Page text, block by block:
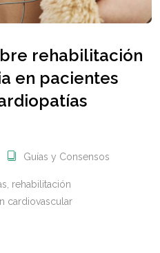
rehabilitación
en pacientes
Guías y Consensos
rehabilitación
cardiovascular